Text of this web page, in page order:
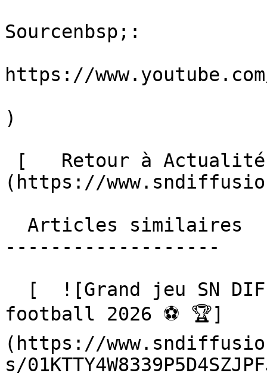
Sourcenbsp;:
https://
)
(https://
-------------------
football 2026 ⚽️ 🏆]
(https://
s/